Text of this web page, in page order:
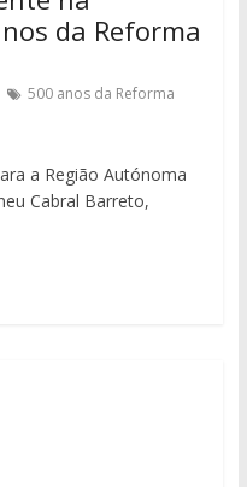
da Reforma
500 anos da Reforma
a Região Autónoma
Cabral Barreto,